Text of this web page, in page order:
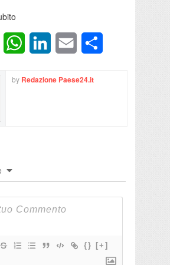
Twitter WhatsAppLinkedInEmail
by Redazione Paese24.it
{} [+]